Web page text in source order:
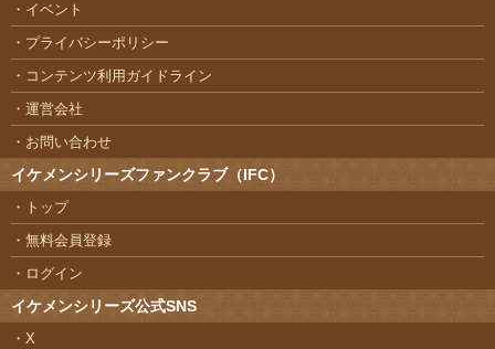
イベント
プライバシーポリシー
コンテンツ利用ガイドライン
運営会社
お問い合わせ
イケメンシリーズファンクラブ（IFC）
トップ
無料会員登録
ログイン
イケメンシリーズ公式SNS
X